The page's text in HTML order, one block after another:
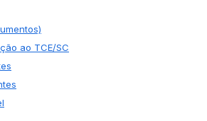
ao TCE/SC